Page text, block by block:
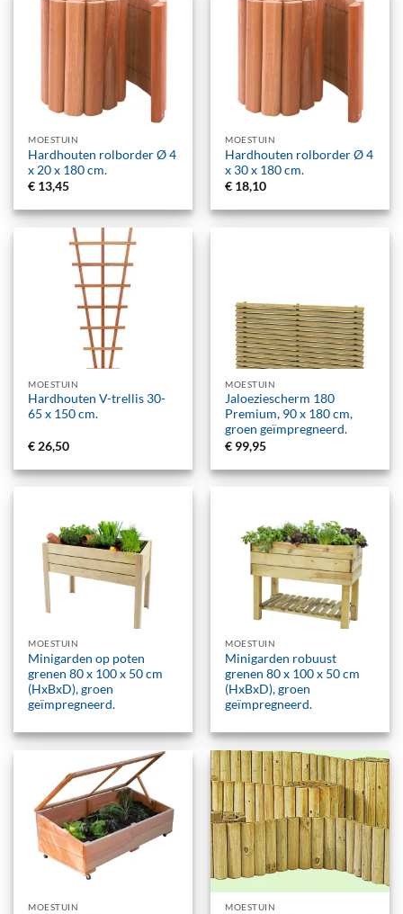
MOESTUIN
Hardhouten rolborder Ø 4
x 20 x 180 cm.
€ 13,45
MOESTUIN
Hardhouten rolborder Ø 4
x 30 x 180 cm.
€ 18,10
MOESTUIN
Hardhouten V-trellis 30-
65 x 150 cm.
€ 26,50
MOESTUIN
Jaloeziescherm 180
Premium, 90 x 180 cm,
groen geïmpregneerd.
€ 99,95
MOESTUIN
Minigarden op poten
grenen 80 x 100 x 50 cm
(HxBxD), groen
geïmpregneerd.
MOESTUIN
Minigarden robuust
grenen 80 x 100 x 50 cm
(HxBxD), groen
geïmpregneerd.
MOESTUIN MOESTUIN